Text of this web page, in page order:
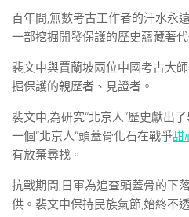
百年間,無數考古工作者的汗水永
一部挖掘開發保護的歷史蘊藏著代
裴文中與賈蘭坡兩位中國考古大
掘保護的親歷者、見證者。
裴文中,為研究“北京人”歷史獻出
一個“北京人”頭蓋骨化石在戰爭甜
有放棄尋找。
抗戰期間,日軍為追查頭蓋骨的下
供。裴文中保持民族氣節,始終不